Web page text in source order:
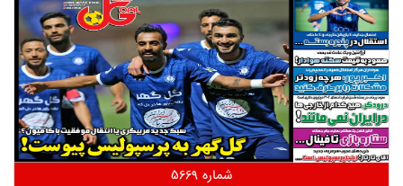
شماره 5669